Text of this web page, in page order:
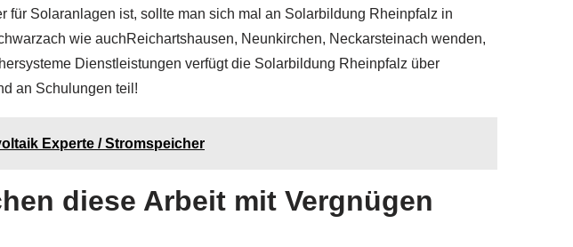
Solaranlagen ist, sollte man sich mal an Solarbildung Rheinpfalz in
wie auchReichartshausen, Neunkirchen, Neckarsteinach wenden,
Dienstleistungen verfügt die Solarbildung Rheinpfalz über
an Schulungen teil!
Experte / Stromspeicher
diese Arbeit mit Vergnügen